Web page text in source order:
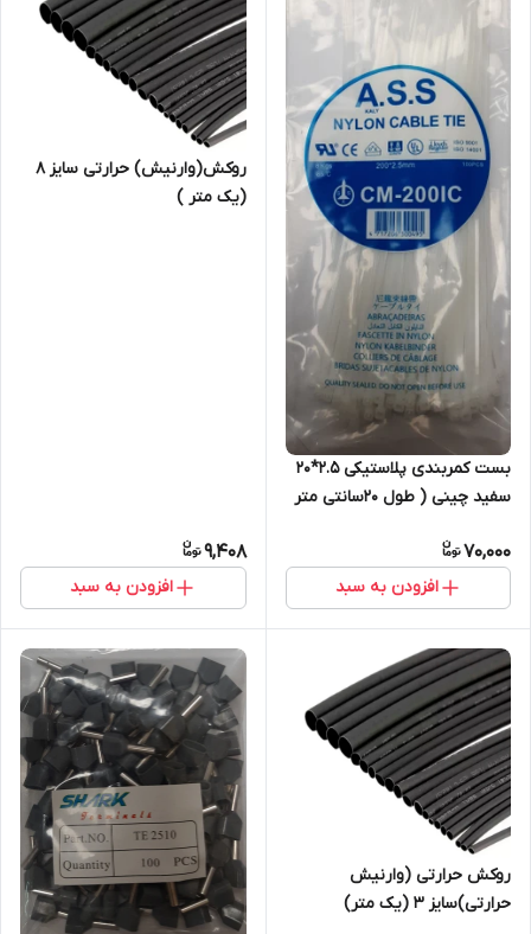
بست کمربندی پلاستیکی 2.5*20
سفید چینی ( طول 20سانتی متر
70,000
افزودن به سبد
روکش(وارنیش) حرارتی سایز ۸
(یک متر )
9,408
افزودن به سبد
روکش حرارتی (وارنیش
حرارتی)سایز ۳ (یک متر)